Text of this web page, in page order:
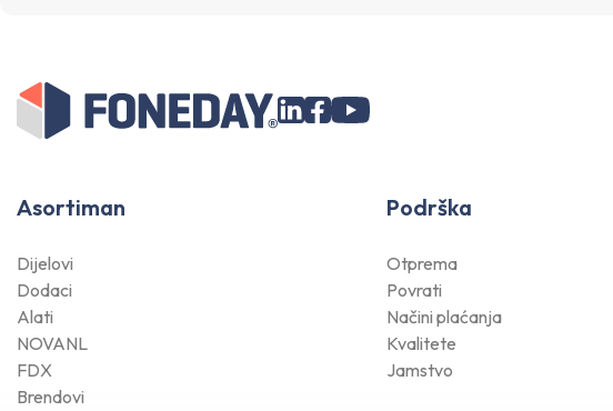
Asortiman
Dijelovi
Dodaci
Alati
NOVANL
FDX
Brendovi
Podrška
Otprema
Povrati
Načini plaćanja
Kvalitete
Jamstvo